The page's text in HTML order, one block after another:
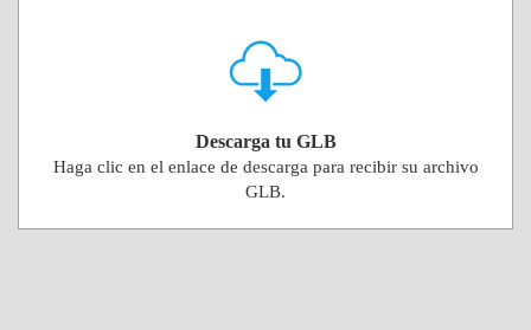
Descarga tu GLB
Haga clic en el enlace de descarga para recibir su archivo
GLB.